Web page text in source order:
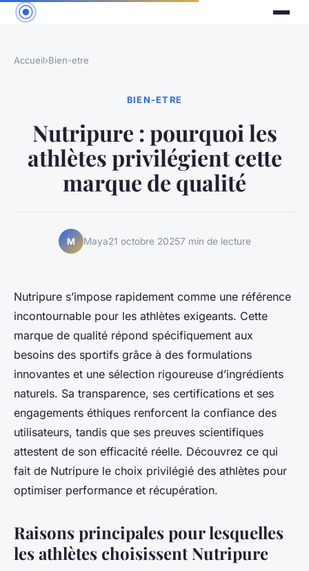
Accueil›Bien-etre
BIEN-ETRE
Nutripure : pourquoi les
athlètes privilégient cette
marque de qualité
M Maya21 octobre 20257 min de lecture
Nutripure s’impose rapidement comme une référence
incontournable pour les athlètes exigeants. Cette
marque de qualité répond spécifiquement aux
besoins des sportifs grâce à des formulations
innovantes et une sélection rigoureuse d’ingrédients
naturels. Sa transparence, ses certifications et ses
engagements éthiques renforcent la confiance des
utilisateurs, tandis que ses preuves scientifiques
attestent de son efficacité réelle. Découvrez ce qui
fait de Nutripure le choix privilégié des athlètes pour
optimiser performance et récupération.
Raisons principales pour lesquelles
les athlètes choisissent Nutripure